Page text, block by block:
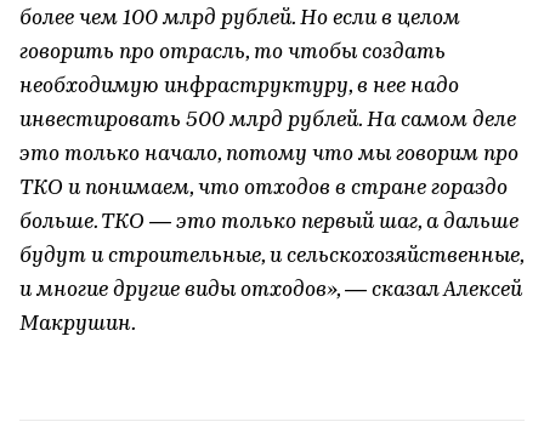
более чем 100 млрд рублей. Но если в целом
говорить про отрасль, то чтобы создать
необходимую инфраструктуру, в нее надо
инвестировать 500 млрд рублей. На самом деле
это только начало, потому что мы говорим про
ТКО и понимаем, что отходов в стране гораздо
больше. ТКО — это только первый шаг, а дальше
будут и строительные, и сельскохозяйственные,
и многие другие виды отходов», — сказал Алексей
Макрушин.